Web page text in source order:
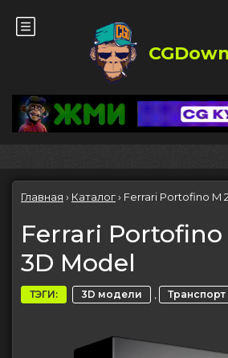
Главная › Каталог› Ferrari Portofino M
Ferrari Portofino
3D Model
ТЭГИ: 3D модели , Транспорт